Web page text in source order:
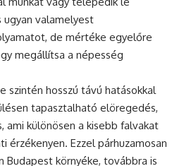
valamelyest
de mértéke egyelőre
megállítsa a népesség
szintén hosszú távú hatásokkal
tapasztalható elöregedés,
ami különösen a kisebb falvakat
érzékenyen. Ezzel párhuzamosan
Budapest környéke, továbbra is